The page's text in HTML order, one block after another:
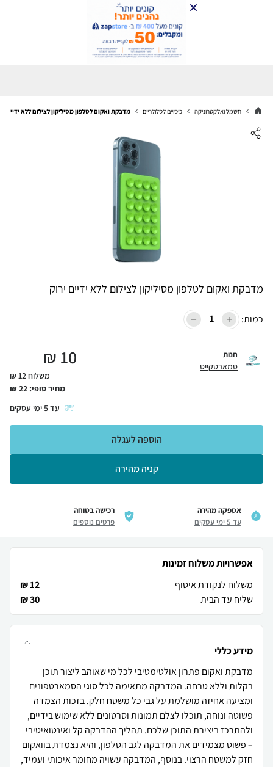
חשמל ואלקטרוניקה כיסויים לסלולריים מדבקת ואקום לטלפון מסיליקון לצילום ללא ידיים
מדבקת ואקום לטלפון מסיליקון לצילום ללא ידיים ירוק
כמות:
חנות
סמארטקייס 10
₪
משלוח 12 ₪
מחיר סופי: 22
₪
עד5ימי עסקים
קניה מהירה
הוספה לעגלה
אספקה מהירה
עד 5 ימי עסקים
רכישה בטוחה
פרטים נוספים
אפשרויות משלוח זמינות
משלוח לנקודת איסוף
12 ₪
שליח עד הבית
30 ₪
מידע כללי
מדבקת ואקום פתרון אולטימטיבי לכל מי שאוהב ליצור תוכן
בקלות וללא טרחה. המדבקה מתאימה לכל סוגי הסמארטפונים
ומציעה אחיזה מושלמת על גבי כל משטח חלק. בזכות הצמדה
פשוטה ונוחה, תוכלו לצלם תמונות וסרטונים ללא שימוש בידיים,
ולהתרכז ביצירת התוכן שלכם. תהליך ההדבקה קל ואינטואיטיבי
– פשוט מצמידים את המדבקה לגב הטלפון, והיא נצמדת בוואקום
חזק למשטח הרצוי. בנוסף, המדבקה עשויה מחומר איכותי ועמיד,